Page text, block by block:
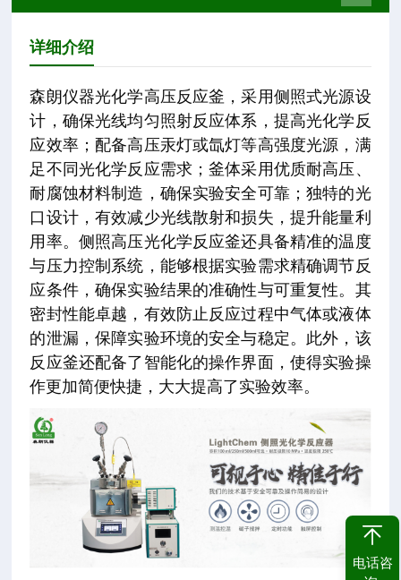
详细介绍
森朗仪器光化学高压反应釜，采用侧照式光源设
计，确保光线均匀照射反应体系，提高光化学反
应效率；配备高压汞灯或氙灯等高强度光源，满
足不同光化学反应需求；釜体采用优质耐高压、
耐腐蚀材料制造，确保实验安全可靠；独特的光
口设计，有效减少光线散射和损失，提升能量利
用率。侧照高压光化学反应釜还具备精准的温度
与压力控制系统，能够根据实验需求精确调节反
应条件，确保实验结果的准确性与可重复性。其
密封性能卓越，有效防止反应过程中气体或液体
的泄漏，保障实验环境的安全与稳定。此外，该
反应釜还配备了智能化的操作界面，使得实验操
作更加简便快捷，大大提高了实验效率。
电话咨